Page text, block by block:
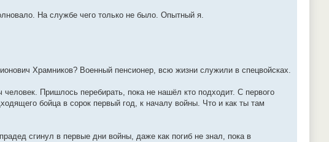
На службе чего только не было. Опытный я.
Храмников? Военный пенсионер, всю жизни служили в спецвойсках.
Пришлось перебирать, пока не нашёл кто подходит. С первого
бойца в сорок первый год, к началу войны. Что и как ты там
сгинул в первые дни войны, даже как погиб не знал, пока в